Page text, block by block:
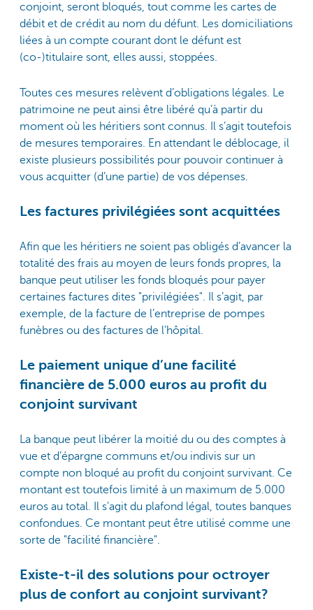
conjoint, seront bloqués, tout comme les cartes de
débit et de crédit au nom du défunt. Les domiciliations
liées à un compte courant dont le défunt est
(co-)titulaire sont, elles aussi, stoppées.
Toutes ces mesures relèvent d’obligations légales. Le
patrimoine ne peut ainsi être libéré qu’à partir du
moment où les héritiers sont connus. Il s’agit toutefois
de mesures temporaires. En attendant le déblocage, il
existe plusieurs possibilités pour pouvoir continuer à
vous acquitter (d’une partie) de vos dépenses.
Les factures privilégiées sont acquittées
Afin que les héritiers ne soient pas obligés d’avancer la
totalité des frais au moyen de leurs fonds propres, la
banque peut utiliser les fonds bloqués pour payer
certaines factures dites "privilégiées". Il s’agit, par
exemple, de la facture de l’entreprise de pompes
funèbres ou des factures de l’hôpital.
Le paiement unique d’une facilité
financière de 5.000 euros au profit du
conjoint survivant
La banque peut libérer la moitié du ou des comptes à
vue et d’épargne communs et/ou indivis sur un
compte non bloqué au profit du conjoint survivant. Ce
montant est toutefois limité à un maximum de 5.000
euros au total. Il s’agit du plafond légal, toutes banques
confondues. Ce montant peut être utilisé comme une
sorte de "facilité financière".
Existe-t-il des solutions pour octroyer
plus de confort au conjoint survivant?